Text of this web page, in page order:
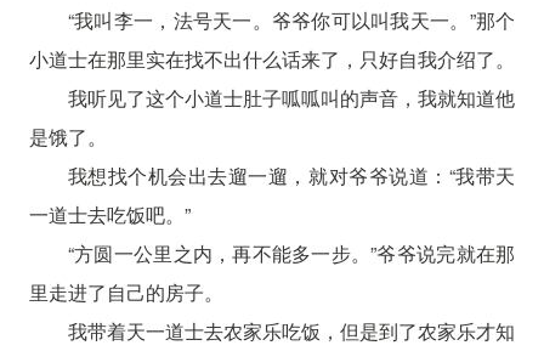
“我叫李一，法号天一。爷爷你可以叫我天一。”那个
小道士在那里实在找不出什么话来了，只好自我介绍了。
我听见了这个小道士肚子呱呱叫的声音，我就知道他
是饿了。
我想找个机会出去遛一遛，就对爷爷说道：“我带天
一道士去吃饭吧。”
“方圆一公里之内，再不能多一步。”爷爷说完就在那
里走进了自己的房子。
我带着天一道士去农家乐吃饭，但是到了农家乐才知